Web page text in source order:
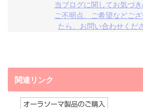
当ブログに関してお気づき
ご不明点、ご希望などご
たら、お問い合わせくだ
関連リンク